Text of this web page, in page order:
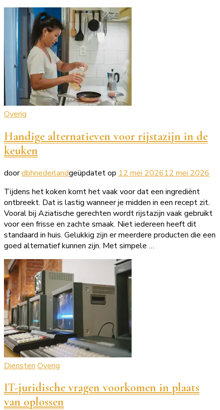
Overig
Handige alternatieven voor rijstazijn in de
keuken
doordbhnederlandgeüpdatet op 12 mei 202612 mei 2026
Tijdens het koken komt het vaak voor dat een ingrediënt
ontbreekt. Dat is lastig wanneer je midden in een recept zit.
Vooral bij Aziatische gerechten wordt rijstazijn vaak gebruikt
voor een frisse en zachte smaak. Niet iedereen heeft dit
standaard in huis. Gelukkig zijn er meerdere producten die een
goed alternatief kunnen zijn. Met simpele …
Diensten Overig
IT-juridische vragen voorkomen in plaats
van oplossen